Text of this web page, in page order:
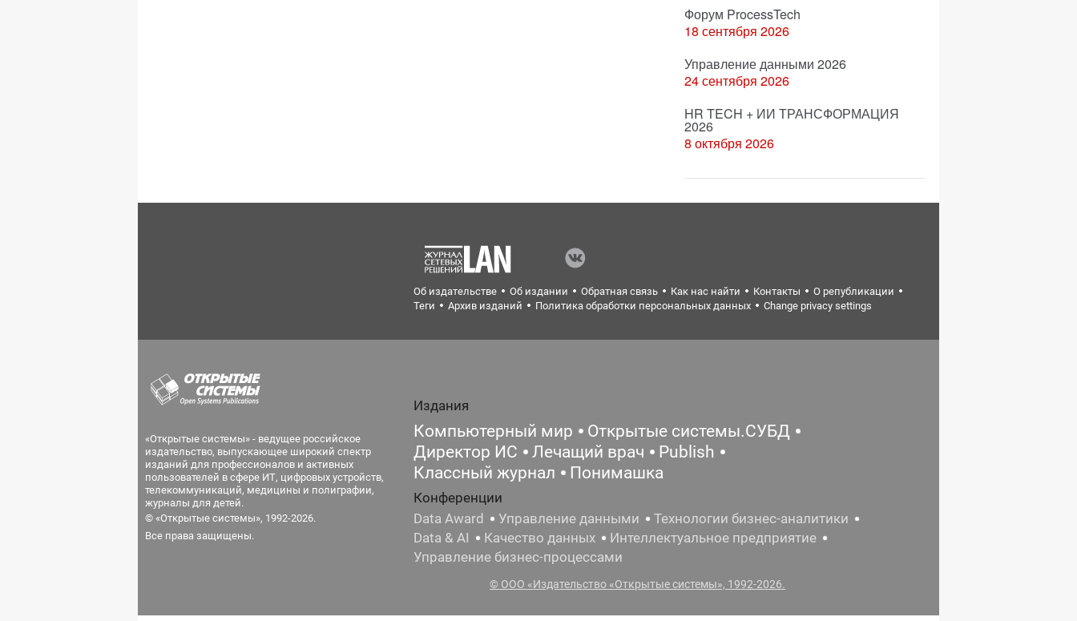
Форум ProcessTech
18 сентября 2026
Управление данными 2026
24 сентября 2026
HR TECH + ИИ ТРАНСФОРМАЦИЯ
2026
8 октября 2026
Об издательстве Об издании Обратная связь Как нас найти Контакты
О републикации
Теги
Архив изданий Политика обработки персональных данных Change privacy settings
«Открытые системы» - ведущее российское
издательство, выпускающее широкий спектр
изданий для профессионалов и активных
пользователей в сфере ИТ, цифровых устройств,
телекоммуникаций, медицины и полиграфии,
журналы для детей.
© «Открытые системы», 1992-2026.
Все права защищены.
Издания
Компьютерный мир
Открытые системы.СУБД
Директор ИС
Лечащий врач
Publish
Классный журнал
Понимашка
Конференции
Data Award
Управление данными
Технологии бизнес-аналитики
Data & AI
Качество данных
Интеллектуальное предприятие
Управление бизнес-процессами
© ООО «Издательство «Открытые системы», 1992-2026.